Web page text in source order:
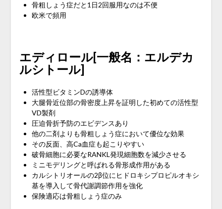
骨粗しょう症だと1日2回服用なのは不便
欧米で頻用
エディロール[一般名：エルデカ
ルシトール]
活性型ビタミンDの誘導体
大腿骨近位部の骨密度上昇を証明した初めての活性型
VD製剤
圧迫骨折予防のエビデンスあり
他の二剤よりも骨粗しょう症において優位な効果
その反面、高Ca血症も起こりやすい
破骨細胞に必要なRANKL発現細胞数を減少させる
ミニモデリングと呼ばれる骨形成作用がある
カルシトリオールの2β位にヒドロキシプロピルオキシ
基を導入して骨代謝調節作用を強化
保険適応は骨粗しょう症のみ